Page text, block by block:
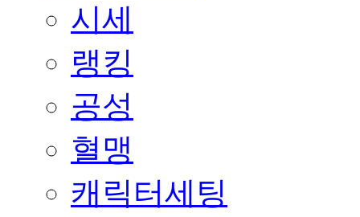
시세
랭킹
공성
혈맹
캐릭터세팅